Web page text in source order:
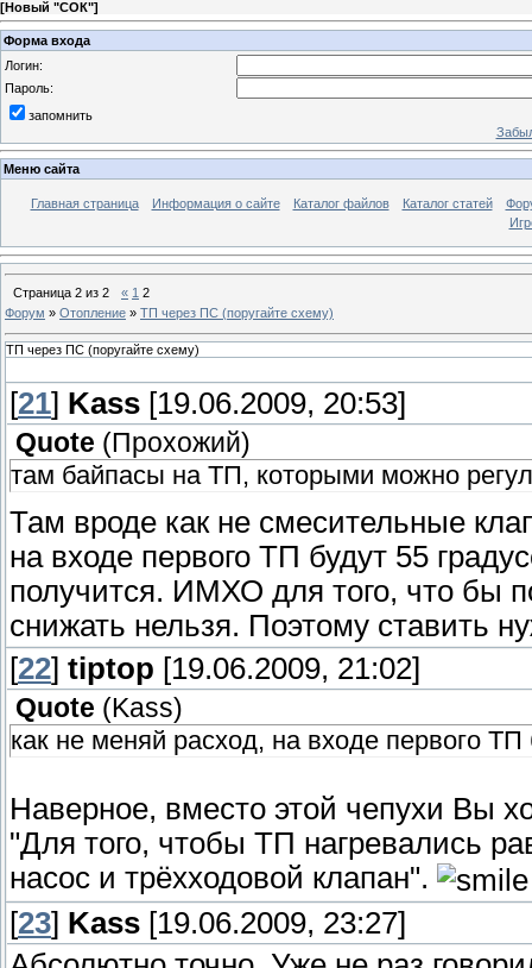
[Новый "СОК"]
Форма входа
Логин:
Пароль:
запомнить
Меню сайта
Главная страница Информация о сайте Каталог файлов Каталог статей
Страница 2 из 2 « 1 2
Форум » Отопление » ТП через ПС (поругайте схему)
ТП через ПС (поругайте схему)
[21] Kass [19.06.2009, 20:53]
Quote ( Прохожий)
там байпасы на ТП, которыми можно
Там вроде как не смесительные
на входе первого ТП будут 55
получится. ИМХО для того, что бы
снижать нельзя. Поэтому ставить
[22] tiptop [19.06.2009, 21:02]
Quote ( Kass)
как не меняй расход, на входе первого
Наверное, вместо этой чепухи Вы
"Для того, чтобы ТП нагревались
насос и трёхходовой клапан".
[23] Kass [19.06.2009, 23:27]